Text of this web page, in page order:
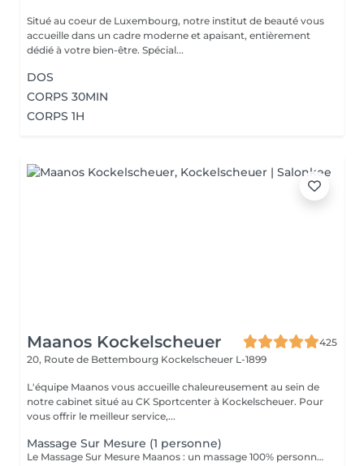
Situé au coeur de Luxembourg, notre institut de beauté vous
accueille dans un cadre moderne et apaisant, entièrement
dédié à votre bien-être. Spécial...
DOS
CORPS 30MIN
CORPS 1H
Maanos Kockelscheuer
425
20, Route de Bettembourg Kockelscheuer L-1899
L'équipe Maanos vous accueille chaleureusement au sein de
notre cabinet situé au CK Sportcenter à Kockelscheuer. Pour
vous offrir le meilleur service,...
Massage Sur Mesure (1 personne)
Le Massage Sur Mesure Maanos : un massage 100% personnalisé en fonction de vos besoins et de vos envies !